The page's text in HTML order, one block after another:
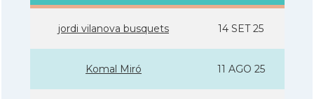
jordi vilanova busquets 14 SET 25
Komal Miró 11 AGO 25